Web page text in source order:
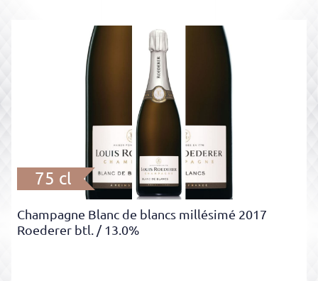
75 cl
Champagne Blanc de blancs millésimé 2017
Roederer btl. / 13.0%